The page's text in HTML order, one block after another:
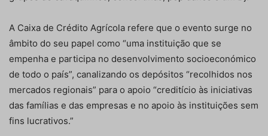
A Caixa de Crédito Agrícola refere que o evento surge no
âmbito do seu papel como “uma instituição que se
empenha e participa no desenvolvimento socioeconómico
de todo o país”, canalizando os depósitos “recolhidos nos
mercados regionais” para o apoio “creditício às iniciativas
das famílias e das empresas e no apoio às instituições sem
fins lucrativos.”